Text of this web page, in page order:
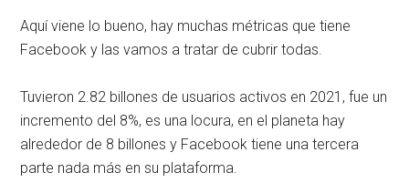
Aquí viene lo bueno, hay muchas métricas que tiene
Facebook y las vamos a tratar de cubrir todas.
Tuvieron 2.82 billones de usuarios activos en 2021, fue un
incremento del 8%, es una locura, en el planeta hay
alrededor de 8 billones y Facebook tiene una tercera
parte nada más en su plataforma.